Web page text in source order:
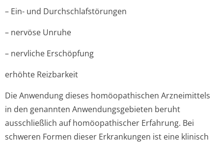
– Ein- und Durchschlafstörun­gen
– nervöse Unruhe
– nervliche Erschöpfung
erhöhte Reizbarkeit
Die Anwendung dieses homöopathischen Arzneimittels
in den genannten Anwendungsgebieten beruht
ausschließlich auf homöopathischer Erfahrung. Bei
schweren Formen dieser Erkrankungen ist eine klinisch